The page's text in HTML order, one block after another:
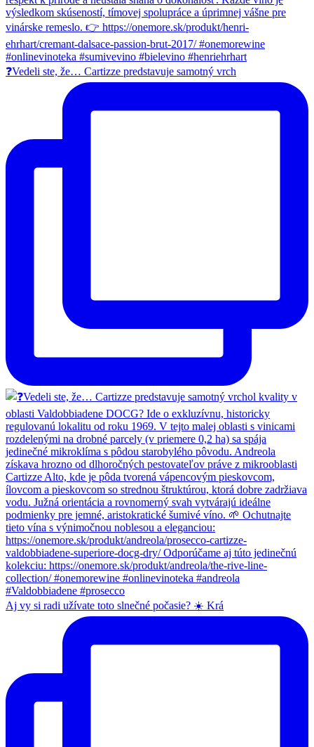
❓Vedeli ste, že… Cartizze predstavuje samotný vrch
Aj vy si radi užívate toto slnečné počasie? ☀️ Krá